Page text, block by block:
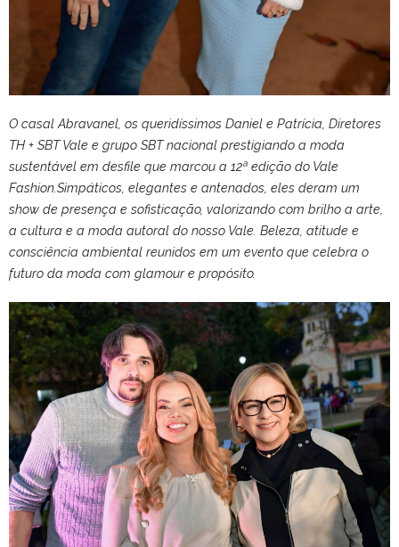
O casal Abravanel, os queridíssimos Daniel e Patrícia, Diretores
TH + SBT Vale e grupo SBT nacional prestigiando a moda
sustentável em desfile que marcou a 12ª edição do Vale
Fashion.Simpáticos, elegantes e antenados, eles deram um
show de presença e sofisticação, valorizando com brilho a arte,
a cultura e a moda autoral do nosso Vale. Beleza, atitude e
consciência ambiental reunidos em um evento que celebra o
futuro da moda com glamour e propósito.